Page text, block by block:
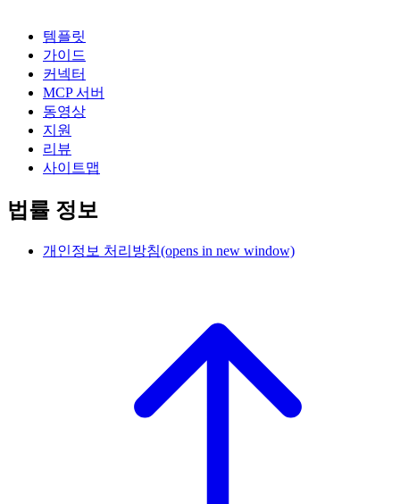
템플릿
가이드
커넥터
MCP 서버
동영상
지원
리뷰
사이트맵
법률 정보
개인정보 처리방침(opens in new window)